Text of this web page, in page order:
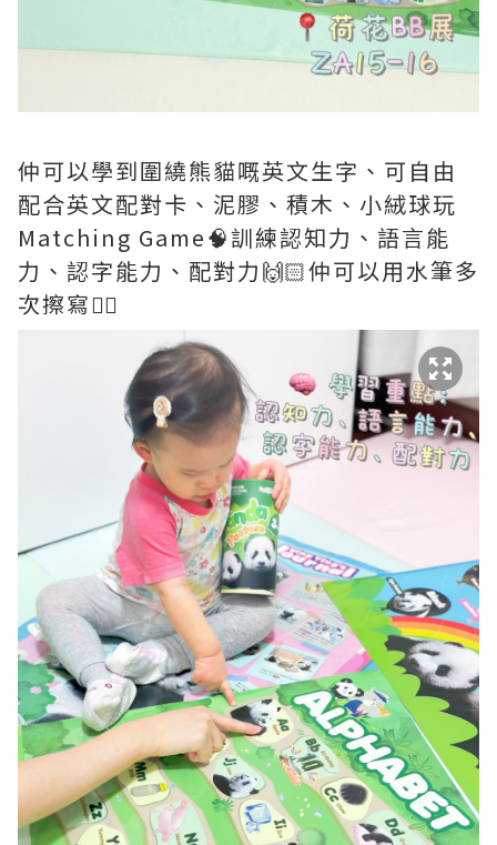
仲可以學到圍繞熊貓嘅英文生字、可自由
配合英文配對卡、泥膠、積木、小絨球玩
Matching Game🧠訓練認知力、語言能
力、認字能力、配對力🙌🏻仲可以用水筆多
次擦寫✍🏻